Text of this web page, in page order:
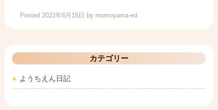
Posted 2022年6月15日 by momoyama-ed
カテゴリー
ようちえん日記